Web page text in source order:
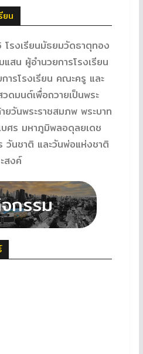
ยน
รงเรียนมัธยมวัดธาตุทอง
แสน ผู้อำนวยการโรงเรียน
ารโรงเรียน คณะครู และ
ดมนต์เพื่อถวายเป็นพระ
ยวันพระราชสมภพ พระบาท
บศร มหาภูมิพลอดุลยเดช
วันชาติ และวันพ่อแห่งชาติ
สงค์